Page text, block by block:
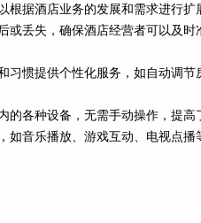
根据酒店业务的发展和需求进行扩
或丢失，确保酒店经营者可以及时
习惯提供个性化服务，如自动调
的各种设备，无需手动操作，提高
如音乐播放、游戏互动、电视点播